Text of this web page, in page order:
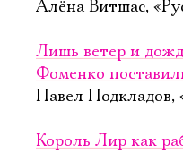
Алёна Витшас,
Лишь ветер и
Фоменко
Павел Подкладов,
Король Лир как